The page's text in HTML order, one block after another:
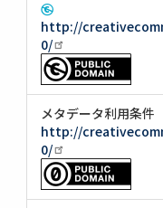
http://
0/
メタデータ利用条件
http://
0/